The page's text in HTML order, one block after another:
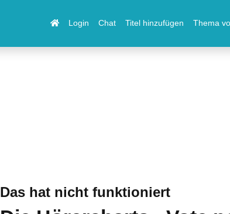
Login Chat Titel hinzufügen Thema
Das hat nicht funktioniert